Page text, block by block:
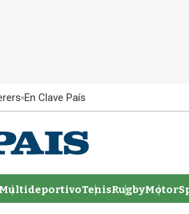
En Clave País
MultideportivoTenisRugby